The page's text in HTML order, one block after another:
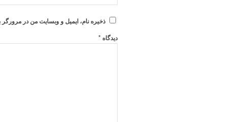
ذخیره نام، ایمیل و وبسایت من در
دیدگاه*